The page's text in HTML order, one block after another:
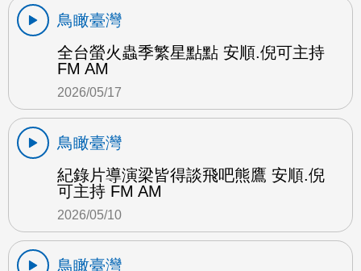
鳥瞰臺灣
全台螢火蟲季繁星點點 安順.倪可主持
FM AM
2026/05/17
鳥瞰臺灣
紀錄片導演梁皆得談飛吧熊鷹 安順.倪
可主持 FM AM
2026/05/10
鳥瞰臺灣